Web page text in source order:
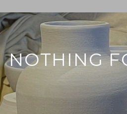
NOTHING